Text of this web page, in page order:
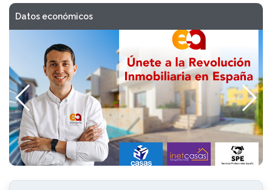
Datos económicos